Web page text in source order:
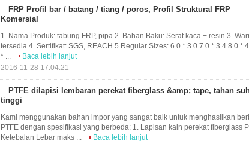
FRP Profil bar / batang / tiang / poros, Profil Struktural FRP
Komersial
1. Nama Produk: tabung FRP, pipa 2. Bahan Baku: Serat kaca + resin 3.
tersedia 4. Sertifikat: SGS, REACH 5.Regular Sizes: 6.0 * 3.0 7.0 * 3.4 8.0 *
* ...
Baca lebih lanjut
2016-11-28 17:04:21
PTFE dilapisi lembaran perekat fiberglass &amp; tape, tahan
tinggi
Kami menggunakan bahan impor yang sangat baik untuk menghasilkan
PTFE dengan spesifikasi yang berbeda: 1. Lapisan kain perekat fiberglass
Ketebalan Lebar maks ...
Baca lebih lanjut